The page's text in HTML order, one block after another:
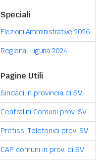
Speciali
Elezioni Amministrative 2026
Regionali Liguria 2024
Pagine Utili
Sindaci in provincia di SV
Centralini Comuni prov. SV
Prefissi Telefonici prov. SV
CAP comuni in prov. di SV